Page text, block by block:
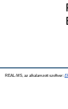
REAL-MS, az alkalamzott szoftver: